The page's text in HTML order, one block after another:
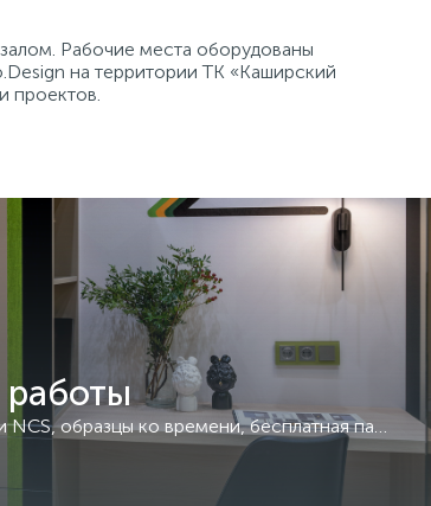
Рабочие места оборудованы
на территории ТК «Каширский
проектов.
Рабочие места, цветовые веера RAL и NCS, образцы ко времени, бесплатная парковка